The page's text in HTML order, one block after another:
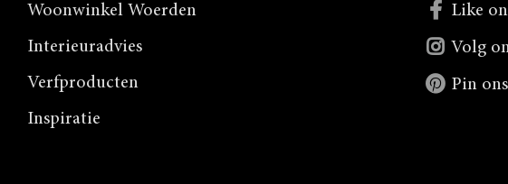
Woonwinkel Woerden
Interieuradvies
Verfproducten
Inspiratie
Like
Volg
Pin